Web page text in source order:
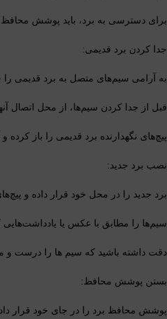
برای دسترسی به برد، باید پوشش محافظ
جدا کردن برد قدیمی:
به آرامی سیم‌های متصل به برد قدیمی را
قبل از جدا کردن سیم‌ها، از محل اتصال
پیچ‌های نگهدارنده برد قدیمی را باز کرده و
نصب برد جدید:
برد جدید را در محل خود قرار داده و پیچ‌های
سیم‌ها را مطابق با عکس یا یادداشت‌هایی
دقت داشته باشید که سیم ها را درست و
بستن پوشش محافظ:
پوشش محافظ برد را در جای خود قرار داده